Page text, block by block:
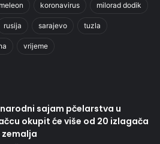
koronavirus milorad dodik
rusija sarajevo tuzla
vrijeme
sajam pčelarstva u
okupit će više od 20 izlagača